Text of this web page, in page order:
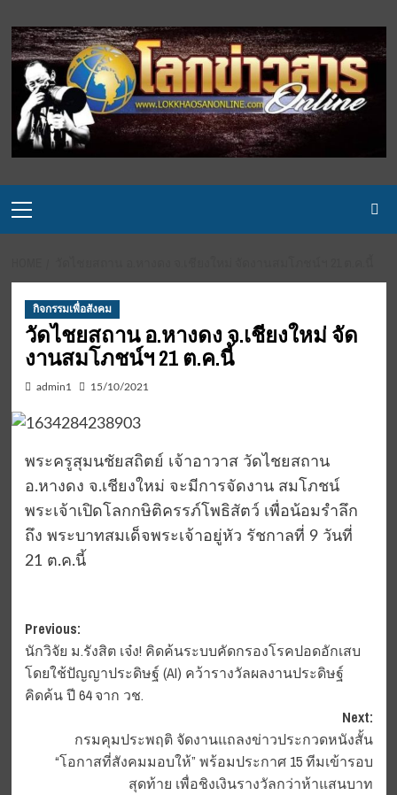
to
content
Menu
กิจกรรมเพื่อสังคม
วัดไชยสถาน อ.หางดง จ.เชียงใหม่ จัด
งานสมโภชน์ฯ 21 ต.ค.นี้
admin1 15/10/2021
พระครูสุมนชัยสถิตย์ เจ้าอาวาส วัดไชยสถาน
อ.หางดง จ.เชียงใหม่ จะมีการจัดงาน สมโภชน์
พระเจ้าเปิดโลกกษิติครรภ์โพธิสัตว์ เพื่อน้อมรำลึก
ถึง พระบาทสมเด็จพระเจ้าอยู่หัว รัชกาลที่ 9 วันที่
21 ต.ค.นี้
Post
navigation
Previous:
นักวิจัย ม.รังสิต เจ๋ง! คิดค้นระบบคัดกรองโรคปอดอักเสบ
โดยใช้ปัญญาประดิษฐ์ (AI) คว้ารางวัลผลงานประดิษฐ์
คิดค้น ปี 64 จาก วช.
Next:
กรมคุมประพฤติ จัดงานแถลงข่าวประกวดหนังสั้น
“โอกาสที่สังคมมอบให้” พร้อมประกาศ 15 ทีมเข้ารอบ
สุดท้าย เพื่อชิงเงินรางวัลกว่าห้าแสนบาท